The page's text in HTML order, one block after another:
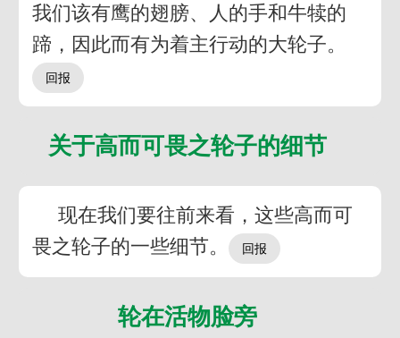
我们该有鹰的翅膀、人的手和牛犊的
蹄，因此而有为着主行动的大轮子。
关于高而可畏之轮子的细节
现在我们要往前来看，这些高而可
畏之轮子的一些细节。
轮在活物脸旁